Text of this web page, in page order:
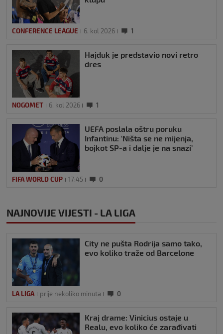
CONFERENCE LEAGUE 6. kol 2026 1
Hajduk je predstavio novi retro
dres
NOGOMET 6. kol 2026 1
UEFA poslala oštru poruku
Infantinu: ‘Ništa se ne mijenja,
bojkot SP-a i dalje je na snazi’
FIFA WORLD CUP 17:45 0
NAJNOVIJE VIJESTI - LA LIGA
City ne pušta Rodrija samo tako,
evo koliko traže od Barcelone
LA LIGA prije nekoliko minuta 0
Kraj drame: Vinicius ostaje u
Realu, evo koliko će zarađivati